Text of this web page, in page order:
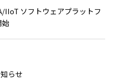
IIoT ソフトウェアプラットフ
始
らせ